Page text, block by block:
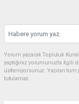
Yorum yazarak Topluluk
yaptığınız yorumunuzla ilgili
üstleniyorsunuz. Yazılan
tutulamaz.